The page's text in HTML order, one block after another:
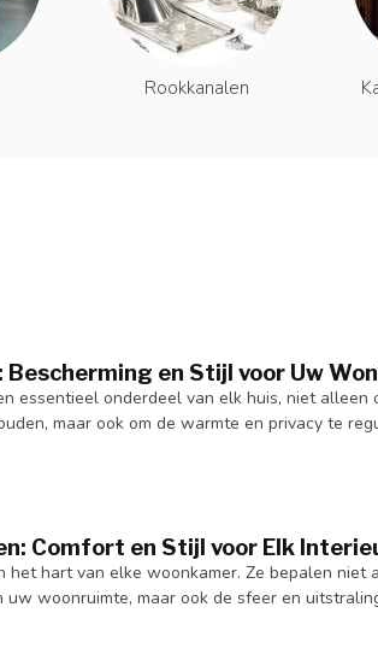
Rookkanalen
Bescherming en Stijl voor Uw
essentieel onderdeel van elk huis, niet alleen
maar ook om de warmte en privacy te
Comfort en Stijl voor Elk
het hart van elke woonkamer. Ze bepalen niet
uw woonruimte, maar ook de sfeer en